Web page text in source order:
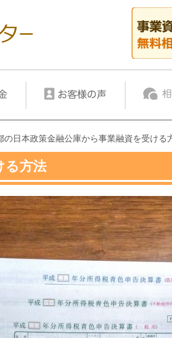
の日本政策金融公庫から事業融資を受ける
る方法